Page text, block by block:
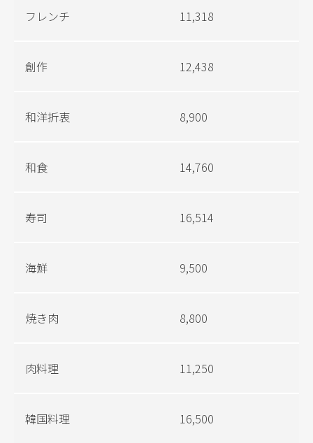
フレンチ 11,318
創作 12,438
和洋折衷 8,900
和食 14,760
寿司 16,514
海鮮 9,500
焼き肉 8,800
肉料理 11,250
韓国料理 16,500